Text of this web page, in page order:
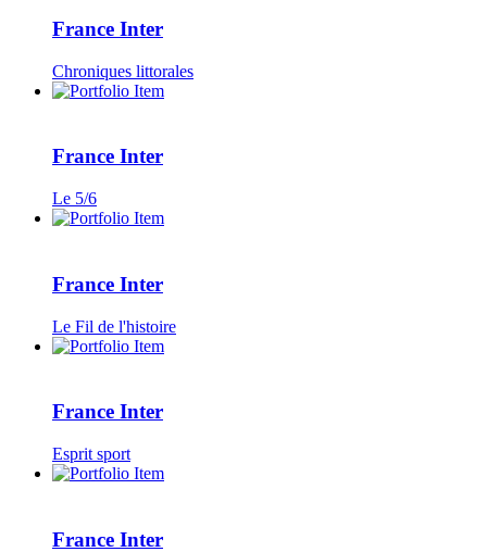
France Inter
Chroniques littorales
France Inter
Le 5/6
France Inter
Le Fil de l'histoire
France Inter
Esprit sport
France Inter